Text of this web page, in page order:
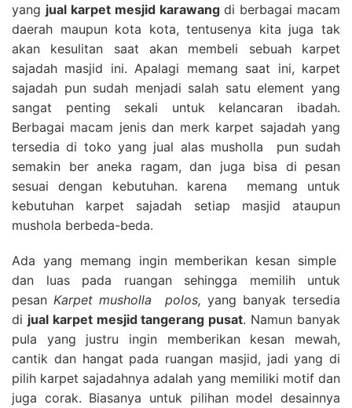
yang jual karpet mesjid karawang di berbagai macam
daerah maupun kota kota, tentusenya kita juga tak
akan kesulitan saat akan membeli sebuah karpet
sajadah masjid ini. Apalagi memang saat ini, karpet
sajadah pun sudah menjadi salah satu element yang
sangat penting sekali untuk kelancaran ibadah.
Berbagai macam jenis dan merk karpet sajadah yang
tersedia di toko yang jual alas musholla pun sudah
semakin ber aneka ragam, dan juga bisa di pesan
sesuai dengan kebutuhan. karena memang untuk
kebutuhan karpet sajadah setiap masjid ataupun
mushola berbeda-beda.
Ada yang memang ingin memberikan kesan simple
dan luas pada ruangan sehingga memilih untuk
pesan Karpet musholla polos, yang banyak tersedia
di jual karpet mesjid tangerang pusat. Namun banyak
pula yang justru ingin memberikan kesan mewah,
cantik dan hangat pada ruangan masjid, jadi yang di
pilih karpet sajadahnya adalah yang memiliki motif dan
juga corak. Biasanya untuk pilihan model desainnya